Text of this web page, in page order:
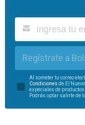
Regístrate a
Al someter tu correo
Condiciones de El
especiales de
Podrás optar salirte de